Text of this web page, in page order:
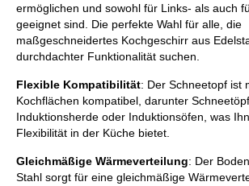
ermöglichen und sowohl für Links- als auch
geeignet sind. Die perfekte Wahl für alle, die
maßgeschneidertes Kochgeschirr aus
durchdachter Funktionalität suchen.
Flexible Kompatibilität: Der Schneetopf ist
Kochflächen kompatibel, darunter
Induktionsherde oder Induktionsöfen, was
Flexibilität in der Küche bietet.
Gleichmäßige Wärmeverteilung: Der
Stahl sorgt für eine gleichmäßige